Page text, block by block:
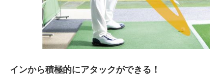
インから積極的にアタックができる！